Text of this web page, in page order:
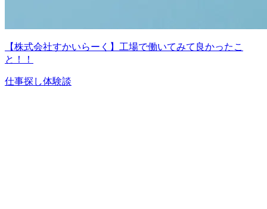
【株式会社すかいらーく】工場で働いてみて良かったこ
と！！
仕事探し体験談